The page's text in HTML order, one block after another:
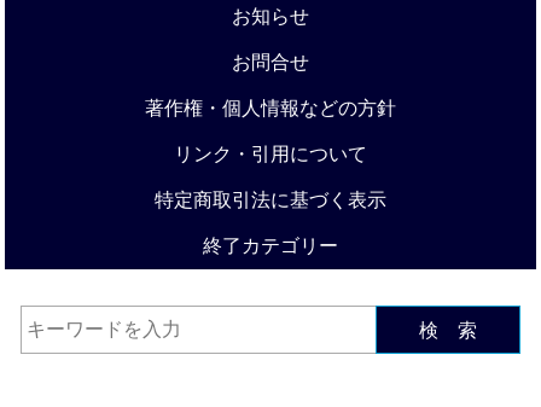
お知らせ
お問合せ
著作権・個人情報などの方針
リンク・引用について
特定商取引法に基づく表示
終了カテゴリー
検 索